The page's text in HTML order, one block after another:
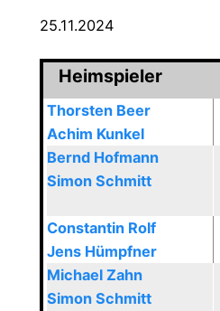
25.11.2024
Heimspieler
Thorsten Beer
Achim Kunkel
Bernd Hofmann
Simon Schmitt
Constantin Rolf
Jens Hümpfner
Michael Zahn
Simon Schmitt